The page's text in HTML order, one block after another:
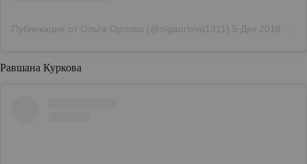
Публикация от Ольга Орлова (@olgaorlova1311) 5 Дек 2018 в 11:52 PST
Равшана Куркова